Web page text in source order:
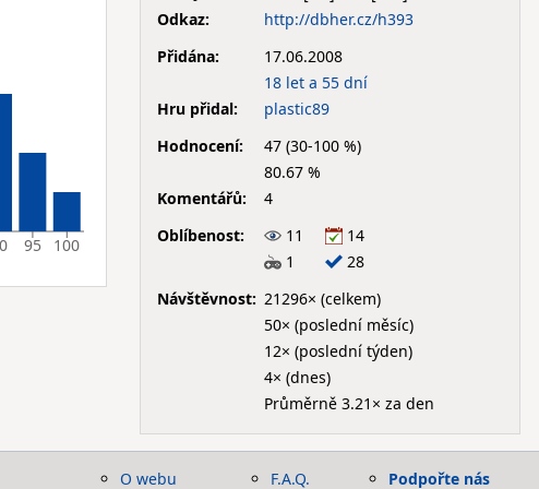
95 100
Odkaz:
http://dbher.cz/h393
Přidána:
17.06.2008
18 let a 55 dní
Hru přidal:
plastic89
Hodnocení:
47 (30-100 %)
80.67 %
Komentářů:
4
Oblíbenost:
11
14
1
28
Návštěvnost: 21296× (celkem)
50× (poslední měsíc)
12× (poslední týden)
4× (dnes)
Průměrně 3.21× za den
O webu F.A.Q. Podpořte nás